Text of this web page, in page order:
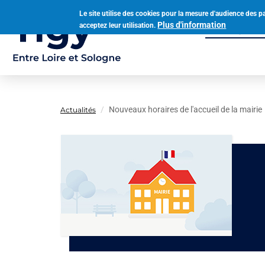
Le site utilise des cookies pour la mesure d'audience des
acceptez leur utilisation. Plus d'information
principal
principale
Municipalité
Actualités Nouveaux horaires de l'accueil de la mairie